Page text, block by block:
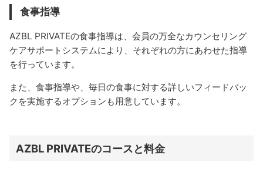
食事指導
AZBL PRIVATEの食事指導は、会員の万全なカウンセリング
ケアサポートシステムにより、それぞれの方にあわせた指導
を行っています。
また、食事指導や、毎日の食事に対する詳しいフィードバッ
クを実施するオプションも用意しています。
AZBL PRIVATEのコースと料金